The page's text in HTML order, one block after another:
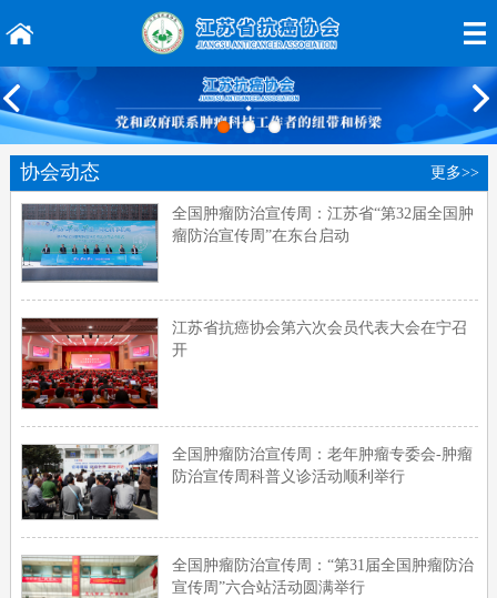
协会动态 更多>>
全国肿瘤防治宣传周：江苏省“第32届全国肿
瘤防治宣传周”在东台启动
江苏省抗癌协会第六次会员代表大会在宁召
开
全国肿瘤防治宣传周：老年肿瘤专委会-肿瘤
防治宣传周科普义诊活动顺利举行
全国肿瘤防治宣传周：“第31届全国肿瘤防治
宣传周”六合站活动圆满举行